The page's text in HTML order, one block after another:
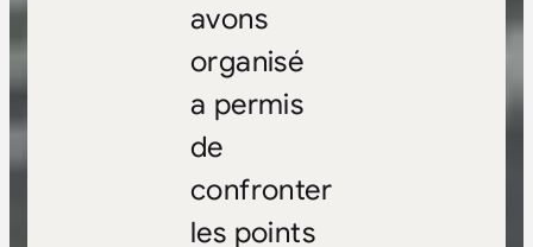
avons
organisé
a permis
de
confronter
les points